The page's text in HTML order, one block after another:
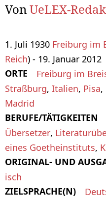
VonUeLEX-
1. Juli 1930 Freiburg im
Reich) - 19. Januar 2012
ORTE Freiburg im
Straßburg, Italien, Pisa,
Madrid
BERUFE/TÄTIGKEITEN
Übersetzer,
eines Goetheinstituts,
ORIGINAL- UND
isch
ZIELSPRACHE(N)